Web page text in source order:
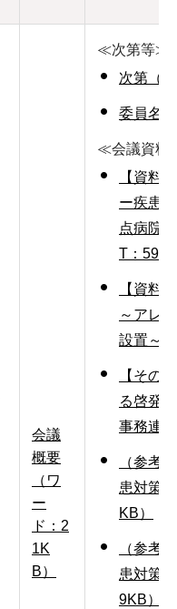
会議
概要
（ワ
ー
ド：2
1K
B）
≪次第等≫
次第（
委員名
≪会議資
【資料
ー疾患
点病院
T：
【資料
～アレ
設置～
【その
る啓発
事務連
（参考
患対策
KB）
（参考
患対策
9KB）